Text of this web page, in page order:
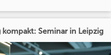
Seminar in Leipzig